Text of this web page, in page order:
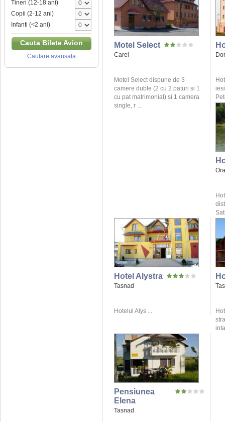
Tineri (12-18 ani)
Copii (2-12 ani)
Infanti (<2 ani)
Cauta Bilete Avion
Cautare avansata
Motel Select
Carei
Motel Select dispune de 3
camere duble (2 cu 2 paturi si 1
cu pat matrimonial) si 1 camera
single, r ...
Hotel Alystra
Tasnad
Hotelul Alys ...
Pensiunea
Elena
Tasnad